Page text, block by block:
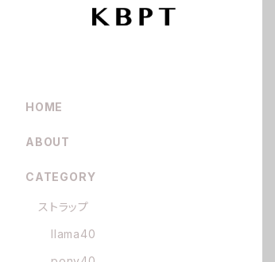
HOME
ABOUT
CATEGORY
ストラップ
llama40